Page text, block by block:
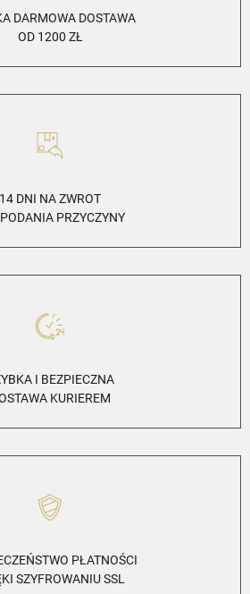
DARMOWA DOSTAWA
OD 1200 ZŁ
14 DNI NA ZWROT
PRZYCZYNY
I BEZPIECZNA
KURIEREM
PŁATNOŚCI
SZYFROWANIU SSL